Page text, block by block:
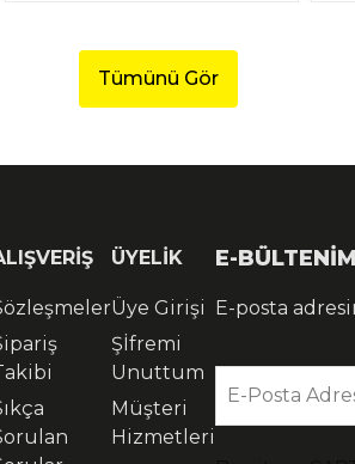
Tümünü Gör
ÜYELİK
Üye Girişi
Şİfremi
Unuttum
Müşteri
Hizmetleri
E-
E-posta
E-Posta